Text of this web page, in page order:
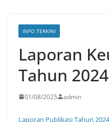
INFO TERKINI
Laporan
Tahun 2024
01/08/2025 admin
Laporan Publikasi Tahun 2024